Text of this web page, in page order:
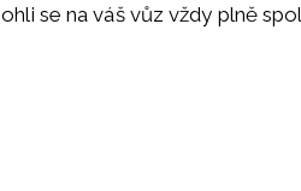
se na váš vůz vždy plně